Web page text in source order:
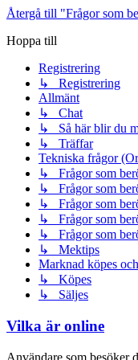
Återgå till "Frågor som
Hoppa till
Registrering
↳ Registrering
Allmänt
↳ Chat
↳ Så här blir du
↳ Träffar
Tekniska frågor
↳ Frågor som
↳ Frågor som
↳ Frågor som
↳ Frågor som
↳ Frågor som
↳ Mektips
Marknad köpes
↳ Köpes
↳ Säljes
Vilka är online
Användare som besöker